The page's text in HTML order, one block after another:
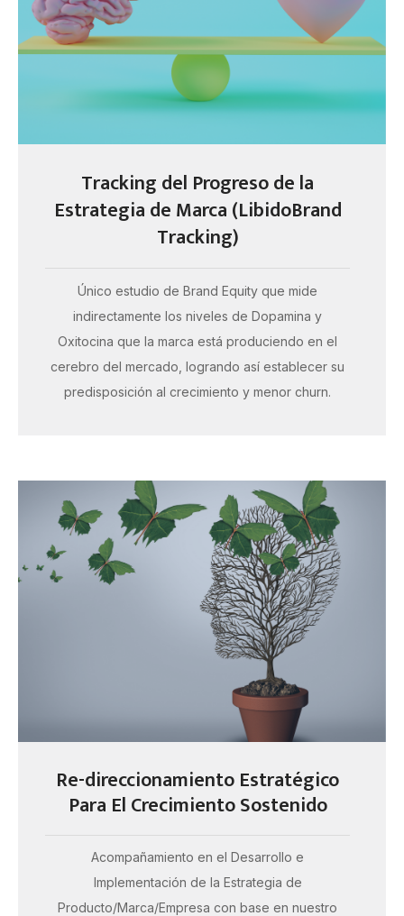
Tracking del Progreso de la
Estrategia de Marca (LibidoBrand
Tracking)
Único estudio de Brand Equity que mide
indirectamente los niveles de Dopamina y
Oxitocina que la marca está produciendo en el
cerebro del mercado, logrando así establecer su
predisposición al crecimiento y menor churn.
Re-direccionamiento Estratégico
Para El Crecimiento Sostenido
Acompañamiento en el Desarrollo e
Implementación de la Estrategia de
Producto/Marca/Empresa con base en nuestro